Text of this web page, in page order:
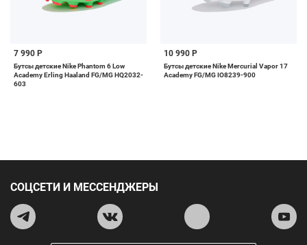
7 990 Р
Бутсы детские Nike Phantom 6 Low
Academy Erling Haaland FG/MG HQ2032-
603
10 990 Р
Бутсы детские Nike Mercurial Vapor 17
Academy FG/MG IO8239-900
СОЦСЕТИ И МЕССЕНДЖЕРЫ